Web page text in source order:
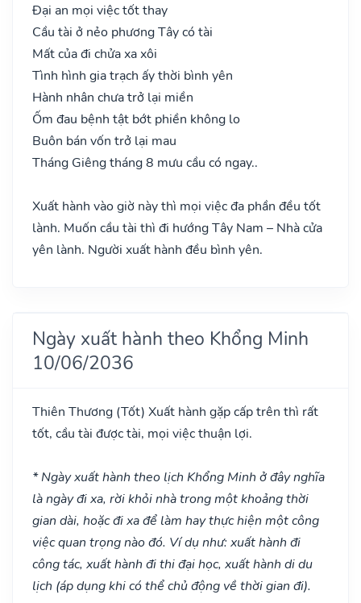
Đại an mọi việc tốt thay
Cầu tài ở nẻo phương Tây có tài
Mất của đi chửa xa xôi
Tình hình gia trạch ấy thời bình yên
Hành nhân chưa trở lại miền
Ốm đau bệnh tật bớt phiền không lo
Buôn bán vốn trở lại mau
Tháng Giêng tháng 8 mưu cầu có ngay..
Xuất hành vào giờ này thì mọi việc đa phần đều tốt
lành. Muốn cầu tài thì đi hướng Tây Nam – Nhà cửa
yên lành. Người xuất hành đều bình yên.
Ngày xuất hành theo Khổng Minh
10/06/2036
Thiên Thương (Tốt) Xuất hành gặp cấp trên thì rất
tốt, cầu tài được tài, mọi việc thuận lợi.
* Ngày xuất hành theo lịch Khổng Minh ở đây nghĩa
là ngày đi xa, rời khỏi nhà trong một khoảng thời
gian dài, hoặc đi xa để làm hay thực hiện một công
việc quan trọng nào đó. Ví dụ như: xuất hành đi
công tác, xuất hành đi thi đại học, xuất hành di du
lịch (áp dụng khi có thể chủ động về thời gian đi).